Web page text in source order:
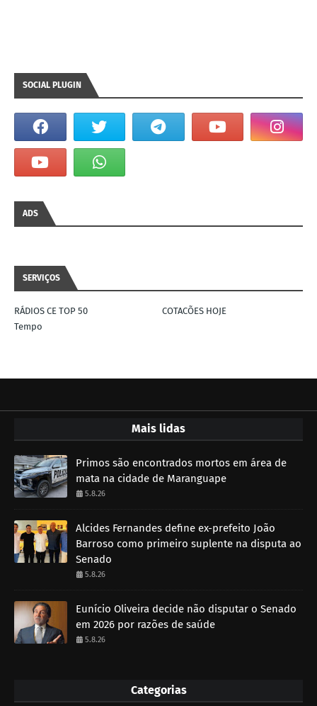
SOCIAL PLUGIN
ADS
SERVIÇOS
RÁDIOS CE TOP 50
COTACÕES HOJE
Tempo
Mais lidas
Primos são encontrados mortos em área de
mata na cidade de Maranguape
5.8.26
Alcides Fernandes define ex-prefeito João
Barroso como primeiro suplente na disputa ao
Senado
5.8.26
Eunício Oliveira decide não disputar o Senado
em 2026 por razões de saúde
5.8.26
Categorias